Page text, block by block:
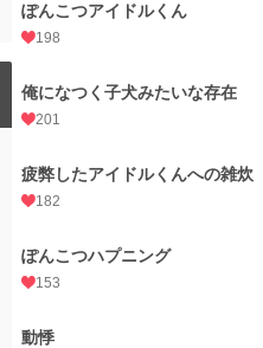
ぽんこつアイドルくん
198
俺になつく子犬みたいな存在
201
疲弊したアイドルくんへの雑炊
182
ぽんこつハプニング
153
動悸